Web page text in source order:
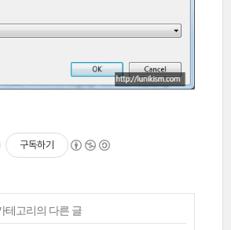
구독하기
테고리의 다른 글